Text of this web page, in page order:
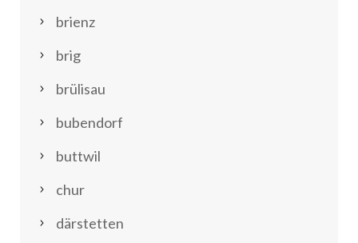
brienz
brig
brülisau
bubendorf
buttwil
chur
därstetten